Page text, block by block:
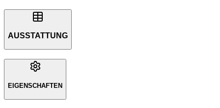
AUSSTATTUNG
EIGENSCHAFTEN